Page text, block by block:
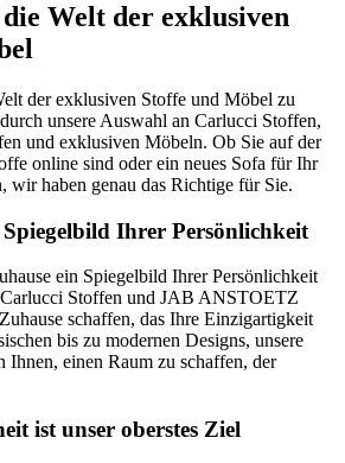
Welt der exklusiven
der exklusiven Stoffe und Möbel zu
unsere Auswahl an Carlucci Stoffen,
und exklusiven Möbeln. Ob Sie auf der
online sind oder ein neues Sofa für Ihr
wir haben genau das Richtige für Sie.
Ihrer Persönlichkeit
ein Spiegelbild Ihrer Persönlichkeit
Stoffen und JAB ANSTOETZ
schaffen, das Ihre Einzigartigkeit
bis zu modernen Designs, unsere
Ihnen, einen Raum zu schaffen, der
ist unser oberstes Ziel